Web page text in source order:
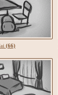
(66)